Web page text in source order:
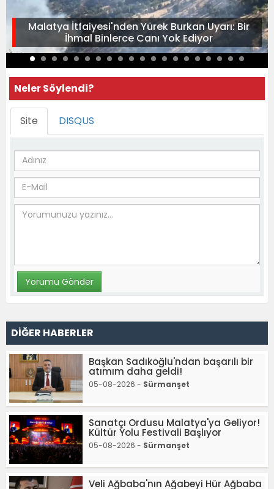
Malatya İtfaiyesi'nden Yürek Burkan Uyarı: Bir
İhmal Binlerce Canı Yok Ediyor
Neler Söylendi?
Site DISQUS
DİĞER HABERLER
Başkan Sadıkoğlu'ndan başarılı bir
atımım daha geldi!
05-08-2026 - Sürmanşet
Sanatçı Ordusu Malatya'ya Geliyor!
Kültür Yolu Festivali Başlıyor
05-08-2026 - Sürmanşet
Veli Ağbaba'nın Ağabeyi Hür Ağbaba